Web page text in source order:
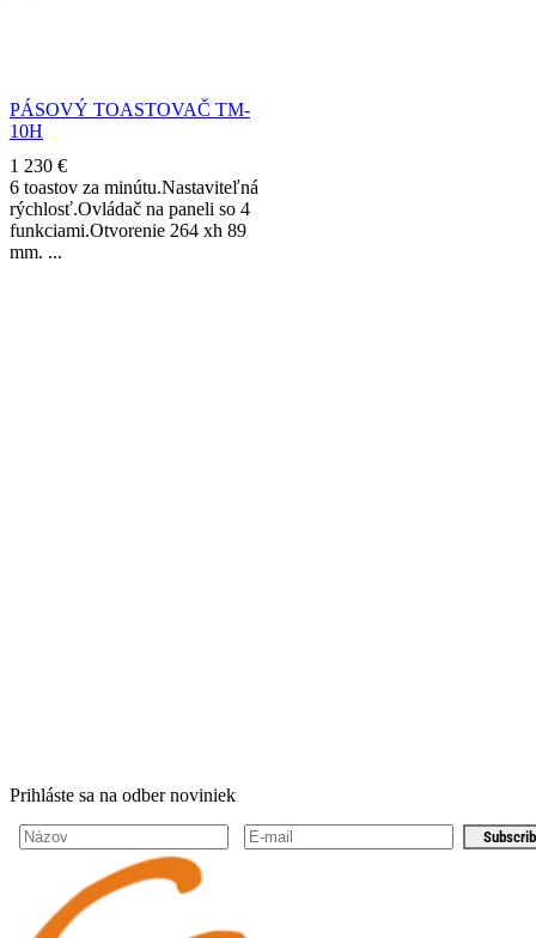
PÁSOVÝ TOASTOVAČ TM-
10H
1 230 €
6 toastov za minútu.Nastaviteľná
rýchlosť.Ovládač na paneli so 4
funkciami.Otvorenie 264 xh 89
mm.
Prihláste sa na odber noviniek